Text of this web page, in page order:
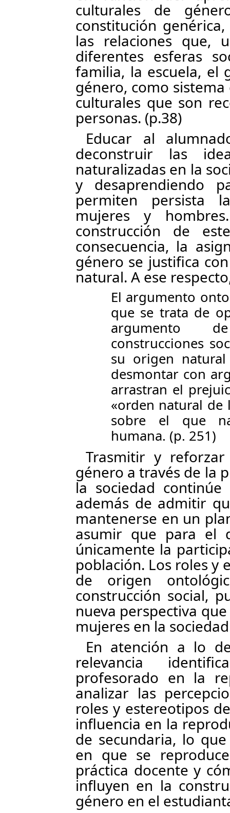
culturales de
constitución
las relaciones que,
diferentes esferas
familia, la escuela, el
género, como
culturales que son
personas. (p.38)
Educar al
deconstruir las
naturalizadas en la
y desaprendiendo
permiten persista
mujeres y
construcción de
consecuencia, la
género se justifica
natural. A ese
El argumento
que se trata de
argumento
construcciones
su origen
desmontar con
arrastran el
«orden natural de
sobre el que
humana. (p. 251)
Trasmitir y
género a través de la
la sociedad
además de admitir
mantenerse en un
asumir que para el
únicamente la
población. Los roles y
de origen
construcción social,
nueva perspectiva
mujeres en la
En atención a lo
relevancia
profesorado en la
analizar las
roles y estereotipos
influencia en la
de secundaria, lo
en que se
práctica docente y
influyen en la
género en el